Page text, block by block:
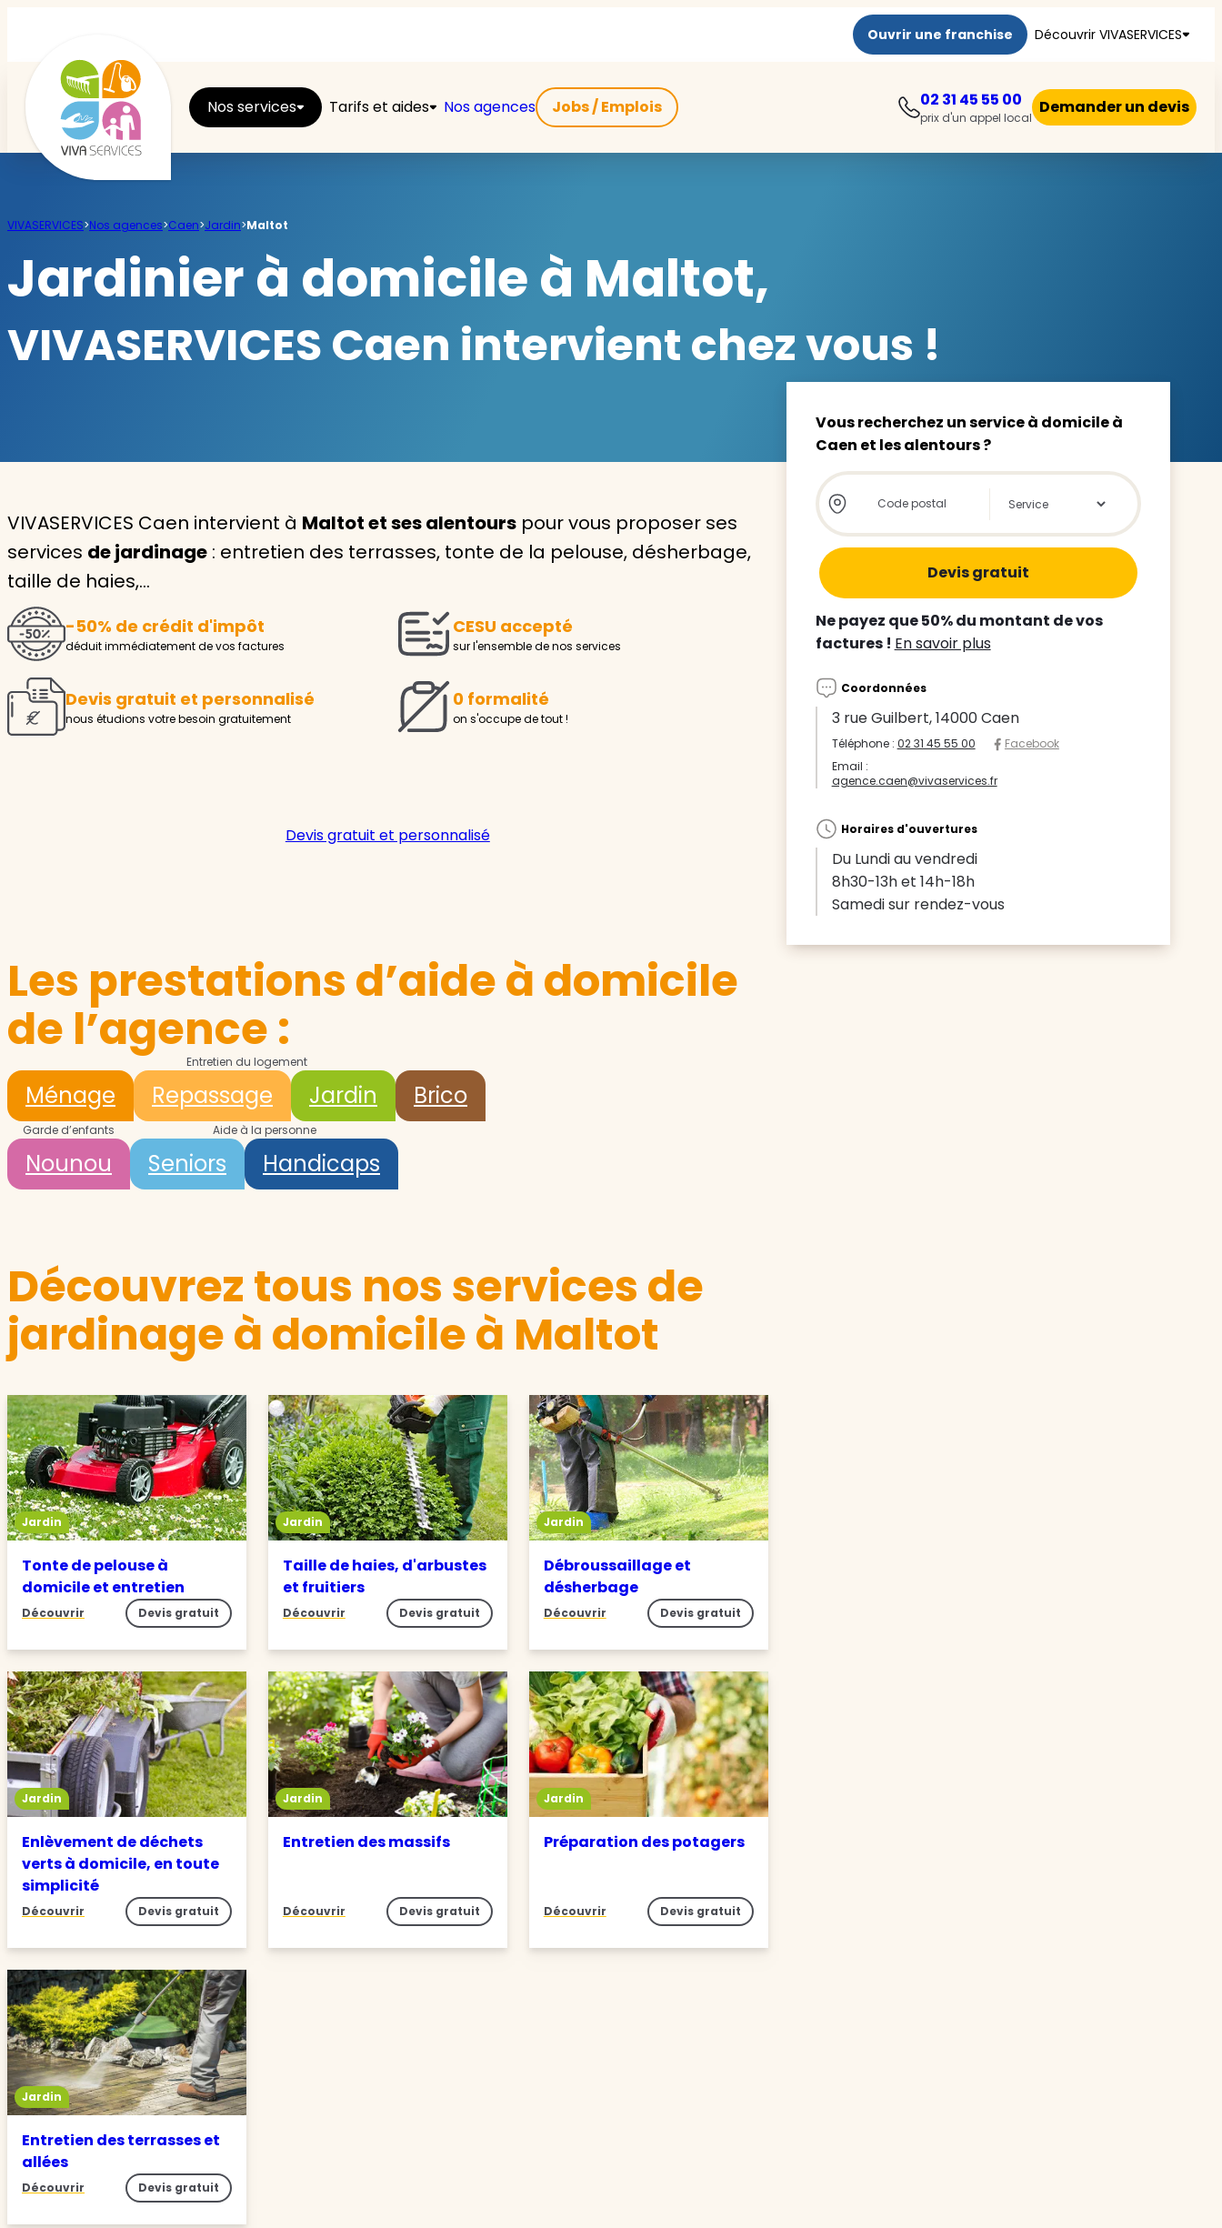
Ouvrir une franchise Découvrir VIVASERVICES
Nos services Tarifs et aides Nos agences Jobs / Emplois 02 31 45 55 00
prix d'un appel local
Demander un devis
Repassage
Jardin
Aide à la personne
Seniors
Handicaps
Voir tous les services
Avec VIVASERVICES, trouvez le
service à domicile qui vous
Pour l’entretien de votre logement, la garde de votre enfant
ou l’accompagnement d’un parent, nos intervenants à
Demander un devis gratuit
Trouver mon agence
VIVASERVICES>Nos agences>Caen>Jardin>Maltot
Jardinier à domicile à Maltot,
VIVASERVICES Caen intervient chez vous !
VIVASERVICES Caen intervient à Maltot et ses alentours pour vous proposer ses
services de jardinage : entretien des terrasses, tonte de la pelouse, désherbage,
taille de haies,…
-50% de crédit d'impôt
déduit immédiatement de vos factures
CESU accepté
sur l'ensemble de nos services
Devis gratuit et personnalisé
nous étudions votre besoin gratuitement
0 formalité
on s'occupe de tout !
Devis gratuit et personnalisé
Les prestations d’aide à domicile
de l’agence :
Entretien du logement
Ménage Repassage Jardin Brico
Garde d’enfants
Nounou
Aide à la personne
Seniors Handicaps
Découvrez tous nos services de
jardinage à domicile à Maltot
Jardin
Tonte de pelouse à
domicile et entretien
Découvrir Devis gratuit
Jardin
Taille de haies, d'arbustes
et fruitiers
Découvrir Devis gratuit
Jardin
Débroussaillage et
désherbage
Découvrir Devis gratuit
Jardin
Enlèvement de déchets
verts à domicile, en toute
simplicité
Découvrir Devis gratuit
Jardin
Entretien des massifs
Découvrir Devis gratuit
Jardin
Préparation des potagers
Découvrir Devis gratuit
Jardin
Entretien des terrasses et
allées
Découvrir Devis gratuit
Vous recherchez un service à domicile à
Caen et les alentours ?
Store locator global - Autocompletion
Rechercher
Ne payez que 50% du montant de vos
factures ! En savoir plus
Coordonnées
3 rue Guilbert, 14000 Caen
Téléphone : 02 31 45 55 00
Facebook
Email :
agence.caen@vivaservices.fr
Horaires d'ouvertures
Du Lundi au vendredi
8h30-13h et 14h-18h
Samedi sur rendez-vous